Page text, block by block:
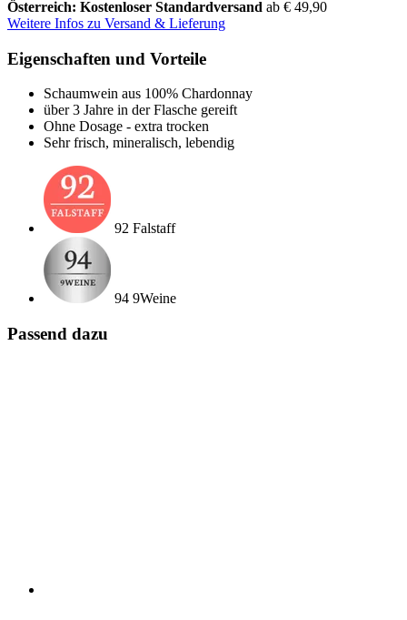
Österreich: Kostenloser Standardversand ab € 49,90
Weitere Infos zu Versand & Lieferung
Eigenschaften und Vorteile
Schaumwein aus 100% Chardonnay
über 3 Jahre in der Flasche gereift
Ohne Dosage - extra trocken
Sehr frisch, mineralisch, lebendig
92 Falstaff
94 9Weine
Passend dazu